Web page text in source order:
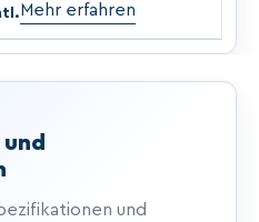
Mehr erfahren
und